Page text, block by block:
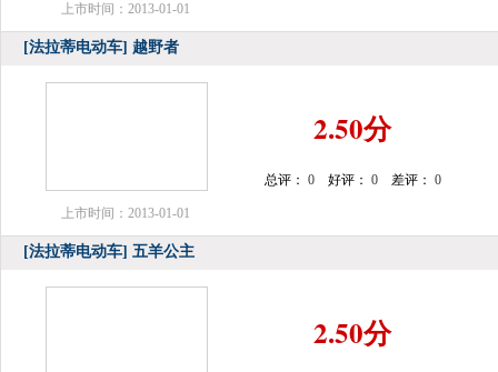
上市时间：2013-01-01
[法拉蒂电动车] 越野者
上市时间：2013-01-01
2.50分
总评： 0 好评： 0 差评： 0
[法拉蒂电动车] 五羊公主
2.50分